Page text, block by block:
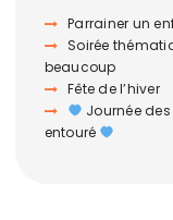
Parrainer un
Soirée
beaucoup
Fête de l’hiver
Journée des
entouré